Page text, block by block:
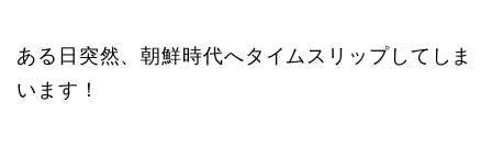
ある日突然、朝鮮時代へタイムスリップしてしま
います！